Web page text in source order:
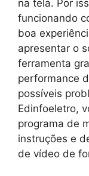
na tela. Por
funcionando
boa
apresentar o
ferramenta
performance
possíveis
Edinfoeletro,
programa de
instruções e
de vídeo de